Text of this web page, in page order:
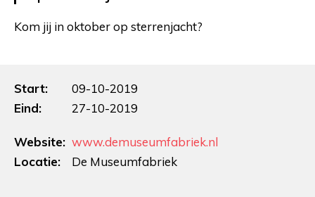
​Kom jij in oktober op sterrenjacht?
Start:
09-10-2019
Eind:
27-10-2019
Website: www.demuseumfabriek.nl
Locatie:
De Museumfabriek